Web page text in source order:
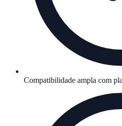
Compatibilidade ampla com